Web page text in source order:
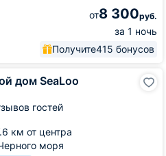
от8 300руб.
за 1 ночь
Получите415 бонусов
дом SeaLoo
гостей
км от центра
моря